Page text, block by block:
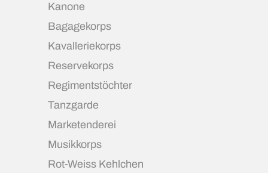
Kanone
Bagagekorps
Kavalleriekorps
Reservekorps
Regimentstöchter
Tanzgarde
Marketenderei
Musikkorps
Rot-Weiss Kehlchen